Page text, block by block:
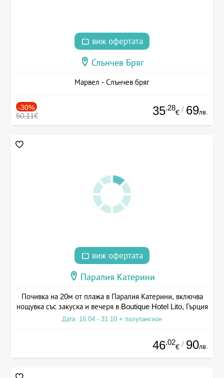
виж офертата
Слънчев Бряг
Марвел - Слънчев бряг
-30%
50.11€ 35.28
€ / 69лв.
виж офертата
Паралия Катерини
Почивка на 20м от плажа в Паралия Катерини, включва
нощувка със закуска и вечеря в Boutique Hotel Lito, Гърция
Дата: 16.04 - 31.10 + полупансион
46.02
€ / 90лв.